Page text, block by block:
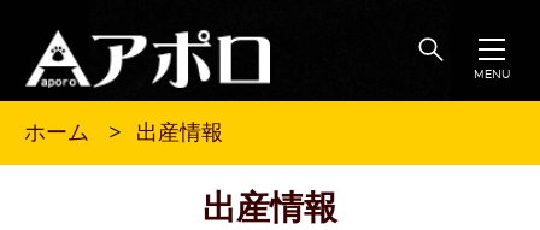
MENU
ホーム 出産情報
出産情報